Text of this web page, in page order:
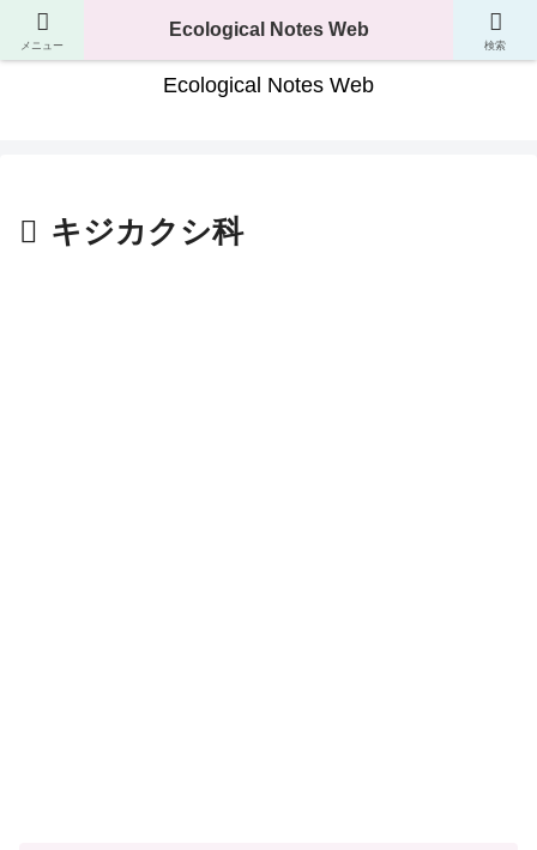
生き物の分類・生態・進化が分かるサイト
Ecological Notes Web
キジカクシ科
メニュー
Ecological Notes Web
検索